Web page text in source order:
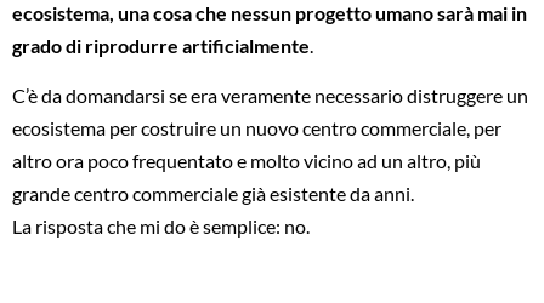
ecosistema, una cosa che nessun progetto umano sarà mai in
grado di riprodurre artificialmente.
C’è da domandarsi se era veramente necessario distruggere un
ecosistema per costruire un nuovo centro commerciale, per
altro ora poco frequentato e molto vicino ad un altro, più
grande centro commerciale già esistente da anni.
La risposta che mi do è semplice: no.